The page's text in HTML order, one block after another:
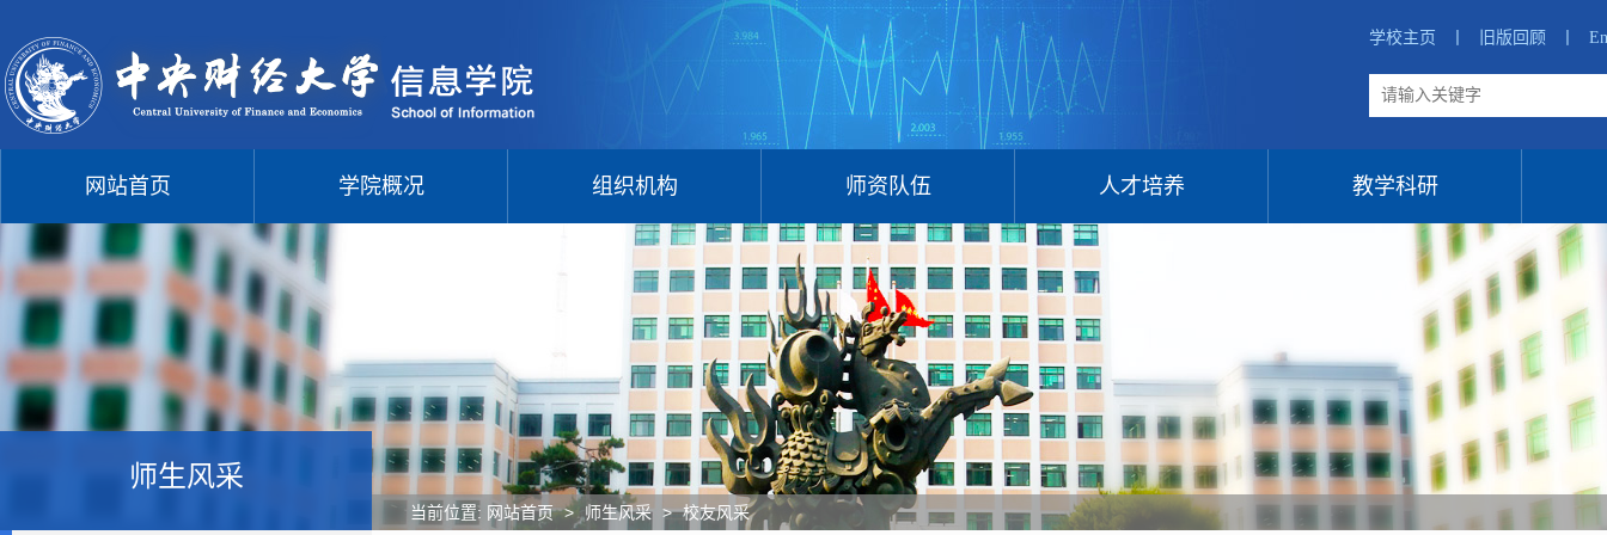
学校主页 旧版回顾
网站首页 学院概况 组织机构 师资队伍 人才培养 教学科研
师生风采
当前位置: 网站首页 > 师生风采 > 校友风采